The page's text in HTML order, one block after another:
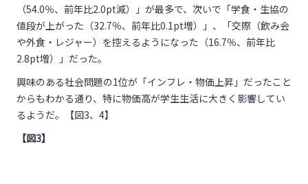
（54.0％、前年比2.0pt減）」が最多で、次いで「学食・生協の
値段が上がった（32.7％、前年比0.1pt増）」、「交際（飲み会
や外食・レジャー）を控えるようになった（16.7％、前年比
2.8pt増）」だった。
興味のある社会問題の1位が「インフレ・物価上昇」だったこと
からもわかる通り、特に物価高が学生生活に大きく影響してい
るようだ。【図3、 4】
【図3】